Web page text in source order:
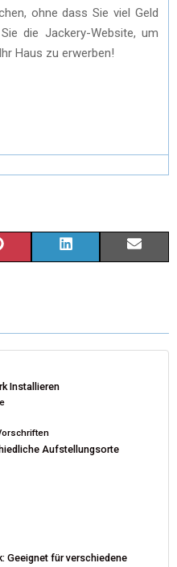
ohne dass Sie viel Geld
die Jackery-Website, um
Haus zu erwerben!
T
R
S
K
N
I
Installieren
Aufstellungsorte
Geeignet für verschiedene